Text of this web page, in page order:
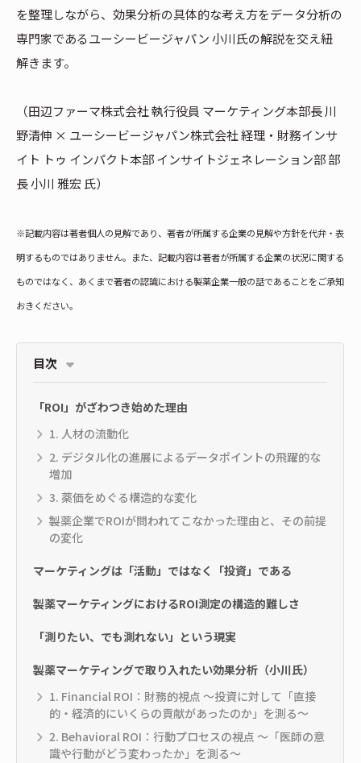
を整理しながら、効果分析の具体的な考え方をデータ分析の
専門家であるユーシービージャパン 小川氏の解説を交え紐
解きます。
（田辺ファーマ株式会社 執行役員 マーケティング本部長 川
野清伸 × ユーシービージャパン株式会社 経理・財務インサ
イト トゥ インパクト本部 インサイトジェネレーション部 部
長 小川 雅宏 氏）
※記載内容は著者個人の見解であり、著者が所属する企業の見解や方針を代弁・表
明するものではありません。また、記載内容は著者が所属する企業の状況に関する
ものではなく、あくまで著者の認識における製薬企業一般の話であることをご承知
おきください。
目次
「ROI」がざわつき始めた理由
1. 人材の流動化
2. デジタル化の進展によるデータポイントの飛躍的な
増加
3. 薬価をめぐる構造的な変化
製薬企業でROIが問われてこなかった理由と、その前提
の変化
マーケティングは「活動」ではなく「投資」である
製薬マーケティングにおけるROI測定の構造的難しさ
「測りたい、でも測れない」という現実
製薬マーケティングで取り入れたい効果分析（小川氏）
1. Financial ROI：財務的視点 〜投資に対して「直接
的・経済的にいくらの貢献があったのか」を測る〜
2. Behavioral ROI：行動プロセスの視点 〜「医師の意
識や行動がどう変わったか」を測る〜